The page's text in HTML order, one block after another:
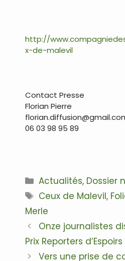
http://
x-de-malevil
Contact Presse
Florian Pierre
06 03 98 95 89
Catégories
Actualités, Dossier
Étiquettes
Ceux de Malevil,
Merle
Navigation
des
articles
Onze journalistes
Prix Reporters d’Espoirs
Vers une prise de